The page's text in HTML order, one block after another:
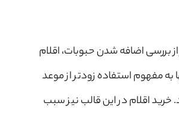
بررسی اضافه شدن حبوبات، اقلام
مفهوم استفاده زودتر از موعد
خرید اقلام در این قالب نیز سبب